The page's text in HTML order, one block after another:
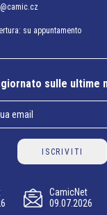
su appuntamento
sulle ultime
ISCRIVITI
CamicNet
09.07.2026